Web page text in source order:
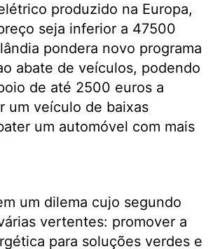
produzido na Europa,
seja inferior a 47500
pondera novo programa
abate de veículos, podendo
de até 2500 euros a
um veículo de baixas
um automóvel com mais
um dilema cujo segundo
vertentes: promover a
para soluções verdes e